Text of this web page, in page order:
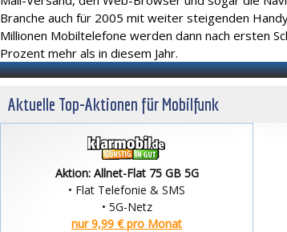
Branche auch für 2005 mit weiter steigenden
Millionen Mobiltelefone werden dann nach ersten
Prozent mehr als in diesem Jahr.
Aktuelle Top-Aktionen für Mobilfunk
Aktion: Allnet-Flat 75 GB 5G
• Flat Telefonie & SMS
• 5G-Netz
nur 9,99 € pro Monat